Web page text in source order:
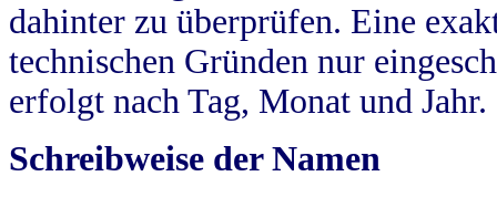
dahinter zu überprüfen. Eine
technischen Gründen nur
erfolgt nach Tag, Monat und Jahr.
Schreibweise der Namen